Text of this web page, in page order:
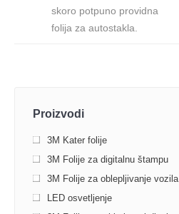
skoro potpuno providna
folija za autostakla.
Proizvodi
3M Kater folije
3M Folije za digitalnu štampu
3M Folije za oblepljivanje vozila
LED osvetljenje